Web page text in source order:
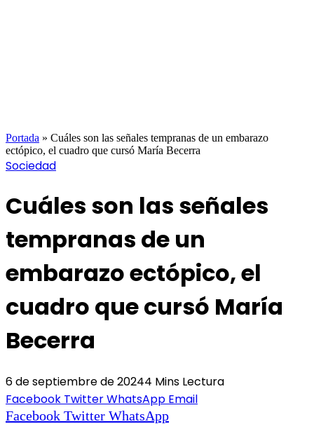
Portada » Cuáles son las señales tempranas de un embarazo
ectópico, el cuadro que cursó María Becerra
Sociedad
Cuáles son las señales
tempranas de un
embarazo ectópico, el
cuadro que cursó María
Becerra
6 de septiembre de 20244 Mins Lectura
Facebook TwitterWhatsApp Email
Facebook Twitter WhatsApp